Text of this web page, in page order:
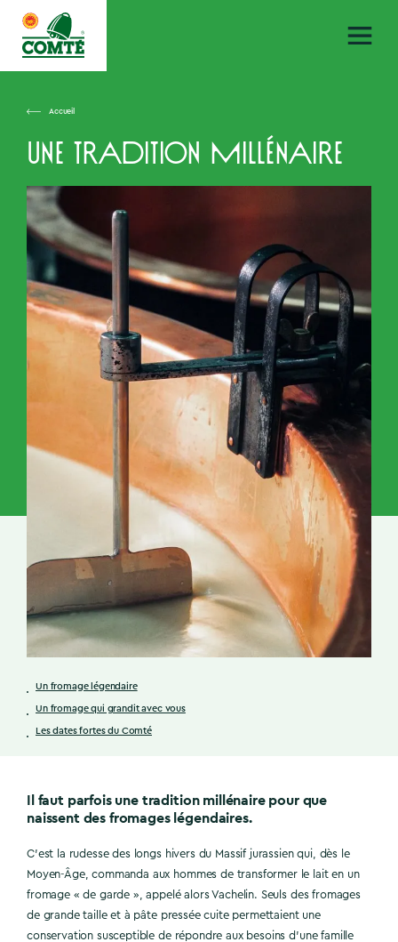
Accueil
Une tradition millénaire
Un fromage légendaire
Un fromage qui grandit avec vous
Les dates fortes du Comté
Il faut parfois une tradition millénaire pour que
naissent des fromages légendaires.
C’est la rudesse des longs hivers du Massif jurassien qui, dès le
Moyen-Âge, commanda aux hommes de transformer le lait en un
fromage « de garde », appelé alors Vachelin. Seuls des fromages
de grande taille et à pâte pressée cuite permettaient une
conservation susceptible de répondre aux besoins d’une famille